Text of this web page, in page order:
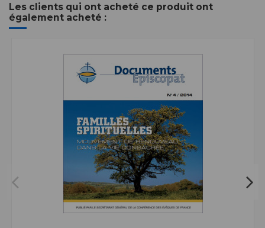
Les clients qui ont acheté ce produit ont
également acheté :